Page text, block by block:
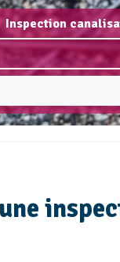
Inspection